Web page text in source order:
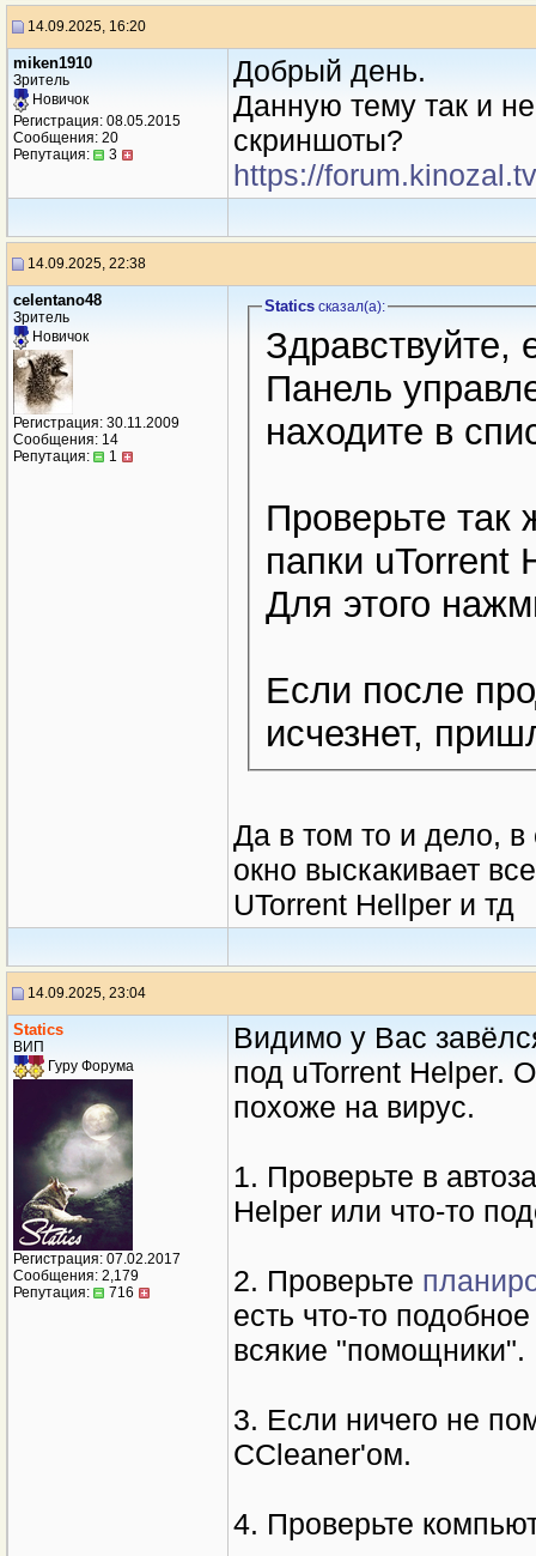
14.09.2025, 16:20
miken1910
Зритель
Новичок
Регистрация: 08.05.2015
Сообщения: 20
Репутация:
3
Добрый день.
Данную тему так и
скриншоты?
https://
14.09.2025, 22:38
celentano48
Зритель
Новичок
Регистрация: 30.11.2009
Сообщения: 14
Репутация:
1
Staticsсказал(a):
Здравствуйте,
Панель
находите в
Проверьте так
папки uTorrent
Для этого
Если после
исчезнет,
Да в том то и дело, в
окно выскакивает
UTorrent Hellper и тд
14.09.2025, 23:04
Statics
ВИП
Гуру Форума
Регистрация: 07.02.2017
Сообщения: 2,179
Репутация:
716
Видимо у Вас
под uTorrent Helper.
похоже на вирус.
1. Проверьте в
Helper или что-то
2. Проверьте
есть что-то
всякие "помощники".
3. Если ничего не
CCleaner'ом.
4. Проверьте